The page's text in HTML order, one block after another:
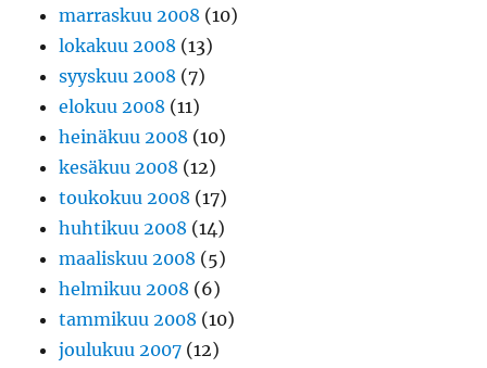
marraskuu 2008 (10)
lokakuu 2008 (13)
syyskuu 2008 (7)
elokuu 2008 (11)
heinäkuu 2008 (10)
kesäkuu 2008 (12)
toukokuu 2008 (17)
huhtikuu 2008 (14)
maaliskuu 2008 (5)
helmikuu 2008 (6)
tammikuu 2008 (10)
joulukuu 2007 (12)